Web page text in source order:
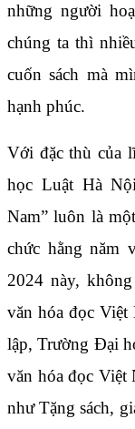
những người
chúng ta thì
cuốn sách mà
hạnh phúc.
Với đặc thù của
học Luật Hà
Nam” luôn là
chức hằng năm
2024 này,
văn hóa đọc Việt
lập, Trường Đại
văn hóa đọc Việt
như Tặng sách,